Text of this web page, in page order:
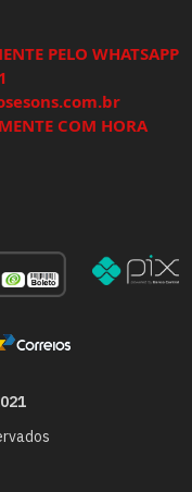
PELO WHATSAPP
COM HORA